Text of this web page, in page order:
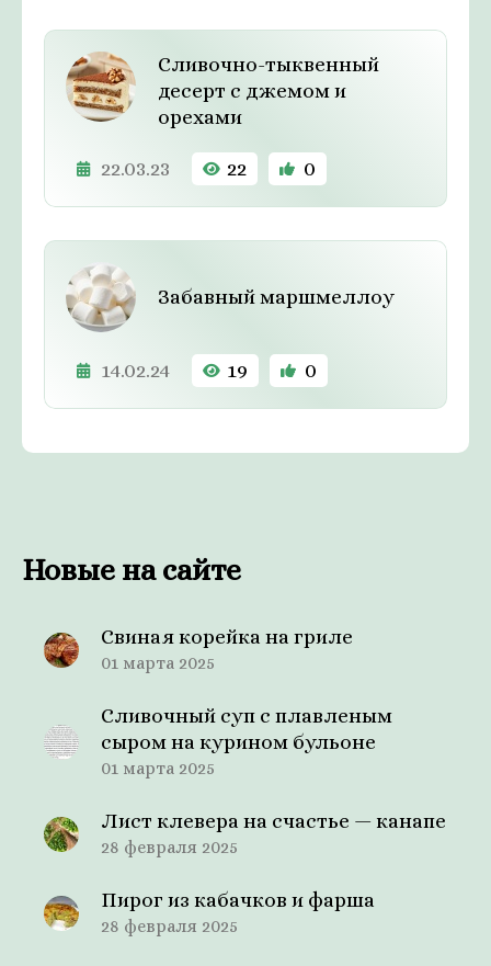
Сливочно-тыквенный
десерт с джемом и
орехами
22.03.23 22 0
Забавный маршмеллоу
14.02.24 19 0
Новые на сайте
Свиная корейка на гриле
01 марта 2025
Сливочный суп с плавленым
сыром на курином бульоне
01 марта 2025
Лист клевера на счастье — канапе
28 февраля 2025
Пирог из кабачков и фарша
28 февраля 2025